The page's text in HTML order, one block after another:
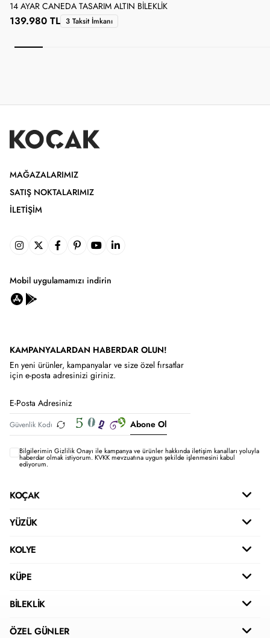
14 AYAR CANEDA TASARIM ALTIN BILEKLIK
139.980 TL 3 Taksit İmkanı
MAĞAZALARIMIZ
SATIŞ NOKTALARIMIZ
İLETIŞIM
Mobil uygulamamızı indirin
KAMPANYALARDAN HABERDAR OLUN!
En yeni ürünler, kampanyalar ve size özel fırsatlar
için e-posta adresinizi giriniz.
Abone Ol
Bilgilerimin Gizlilik Onayı ile kampanya ve ürünler hakkında iletişim kanalları yoluyla
haberdar olmak istiyorum.KVKK mevzuatına uygun şekilde işlenmesini kabul
ediyorum.
KOÇAK
YÜZÜK
KOLYE
KÜPE
BİLEKLİK
ÖZEL GÜNLER